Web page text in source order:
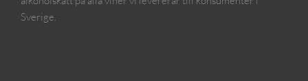
Sverige.